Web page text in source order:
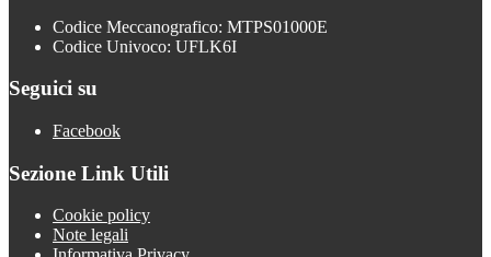
Codice Meccanografico: MTPS01000E
Codice Univoco: UFLK6I
Seguici su
Facebook
Sezione Link Utili
Cookie policy
Note legali